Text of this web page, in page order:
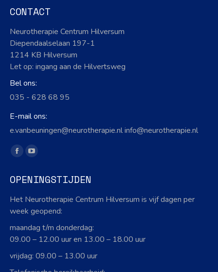
CONTACT
Neurotherapie Centrum Hilversum
Diependaalselaan 197-1
1214 KB Hilversum
Let op: ingang aan de Hilvertsweg
Bel ons:
035 - 628 68 95
E-mail ons:
e.vanbeuningen@neurotherapie.nl info@neurotherapie.nl
Vind ons op:
Facebook
opens
in
new
YouTube
opens
new
OPENINGSTIJDEN
Het Neurotherapie Centrum Hilversum is vijf dagen per
week geopend:
maandag t/m donderdag:
09.00 – 12.00 uur en 13.00 – 18.00 uur
vrijdag: 09.00 – 13.00 uur